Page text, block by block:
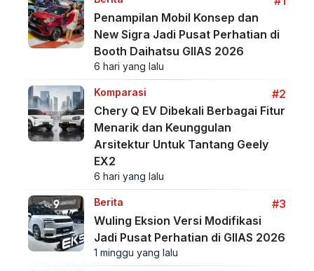
Penampilan Mobil Konsep dan
New Sigra Jadi Pusat Perhatian di
Booth Daihatsu GIIAS 2026
6 hari yang lalu
Komparasi
#2
Chery Q EV Dibekali Berbagai Fitur
Menarik dan Keunggulan
Arsitektur Untuk Tantang Geely
EX2
6 hari yang lalu
Berita
#3
Wuling Eksion Versi Modifikasi
Jadi Pusat Perhatian di GIIAS 2026
1 minggu yang lalu